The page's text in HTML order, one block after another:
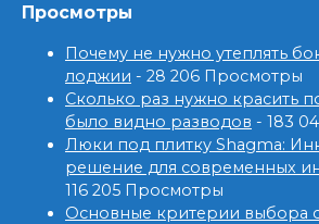
Просмотры
Почему не нужно утеплять
лоджии - 28 206 Просмотры
Сколько раз нужно красить
было видно разводов - 183
Люки под плитку Shagma:
решение для современных
116 205 Просмотры
Основные критерии выбора